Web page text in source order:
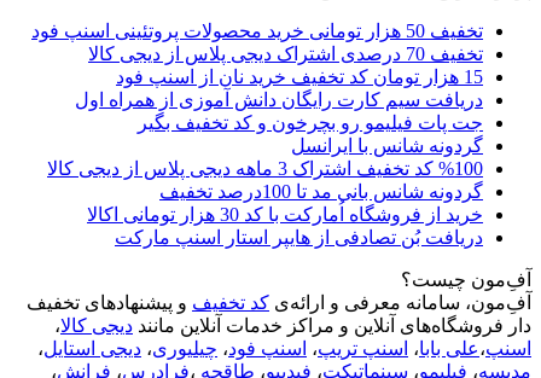
تخفیف 50 هزار تومانی خرید محصولات پروتئینی اسنپ فود
تخفیف 70 درصدی اشتراک دیجی پلاس از دیجی کالا
15 هزار تومان کد تخفیف خرید نان از اسنپ فود
دریافت سیم کارت رایگان دانش آموزی از همراه اول
جت پات فیلیمو رو بچرخون و کد تخفیف بگیر
گردونه شانس با ایرانسل
%100 کد تخفیف اشتراک 3 ماهه دیجی پلاس از دیجی کالا
گردونه شانس بانی مد تا 100درصد تخفیف
خرید از فروشگاه اُمارکت با کد 30 هزار تومانی اکالا
دریافت بُن تصادفی از هایپر استار اسنپ مارکت
آفِ‌مون چیست؟
آفِ‌مون، سامانه معرفی و ارائه‌ی کد تخفیف و پیشنهادهای تخفیف
دار فروشگاه‌های آنلاین و مراکز خدمات آنلاین مانند دیجی کالا،
اسنپ،علی بابا، اسنپ تریپ، اسنپ فود، چیلیوری، دیجی استایل،
مدیسه، فیلیمو، سینماتیکت، فیدیبو، طاقچه ،فرادرس، فرانش،